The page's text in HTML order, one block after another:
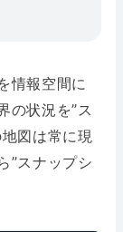
情報空間に
の状況を”ス
図は常に現
”スナップシ